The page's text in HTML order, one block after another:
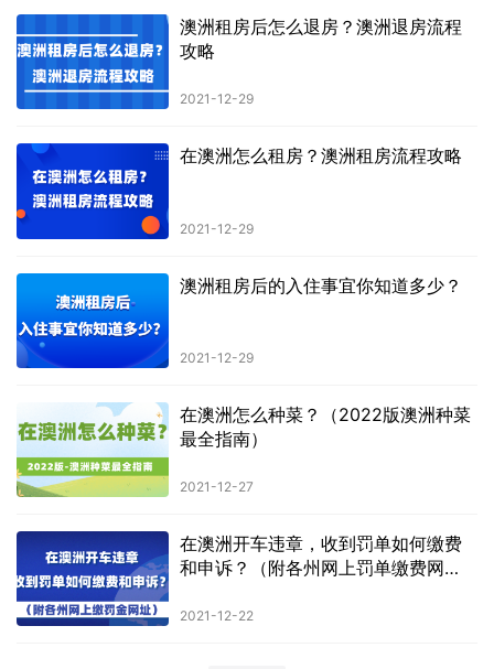
澳洲租房后怎么退房？澳洲退房流程
攻略
2021-12-29
在澳洲怎么租房？澳洲租房流程攻略
2021-12-29
澳洲租房后的入住事宜你知道多少？
2021-12-29
在澳洲怎么种菜？（2022版澳洲种菜
最全指南）
2021-12-27
在澳洲开车违章，收到罚单如何缴费
和申诉？（附各州网上罚单缴费网
2021-12-22